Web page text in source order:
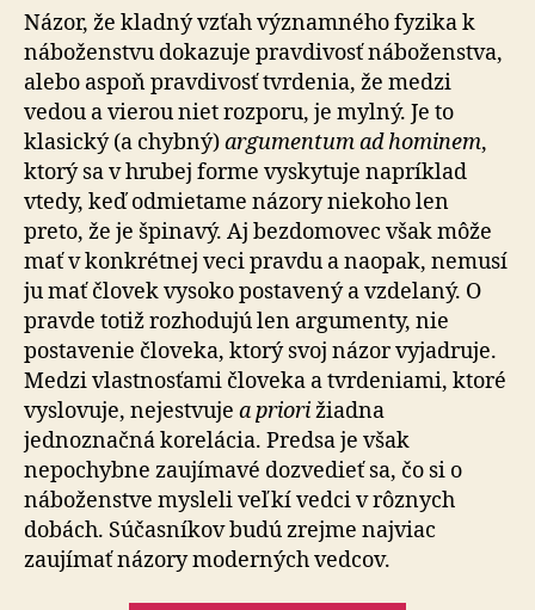
Maxa
Plancka
k
Názor, že kladný vzťah významného fyzika k
náboženstvu dokazuje pravdivosť náboženstva,
alebo aspoň pravdivosť tvrdenia, že medzi
vedou a vierou niet rozporu, je mylný. Je to
klasický (a chybný)argumentum ad hominem,
ktorý sa v hrubej forme vyskytuje napríklad
vtedy, keď odmietame názory niekoho len
preto, že je špinavý. Aj bezdomovec však môže
mať v konkrétnej veci pravdu a naopak, nemusí
ju mať človek vysoko postavený a vzdelaný. O
pravde totiž rozhodujú len argumenty, nie
postavenie človeka, ktorý svoj názor vyjadruje.
Medzi vlastnosťami človeka a tvrdeniami, ktoré
vyslovuje, nejestvuje a priorižiadna
jednoznačná korelácia. Predsa je však
nepochybne zaujímavé dozvedieť sa, čo si o
náboženstve mysleli veľkí vedci v rôznych
dobách. Súčasníkov budú zrejme najviac
zaujímať názory moderných vedcov.